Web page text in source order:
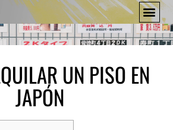
UN PISO EN
JAPÓN